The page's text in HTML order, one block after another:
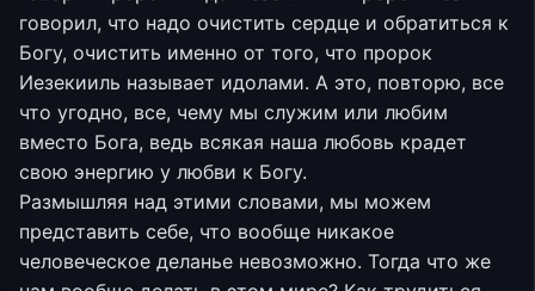
говорил, что надо очистить сердце и обратиться к
Богу, очистить именно от того, что пророк
Иезекииль называет идолами. А это, повторю, все
что угодно, все, чему мы служим или любим
вместо Бога, ведь всякая наша любовь крадет
свою энергию у любви к Богу.
Размышляя над этими словами, мы можем
представить себе, что вообще никакое
человеческое деланье невозможно. Тогда что же